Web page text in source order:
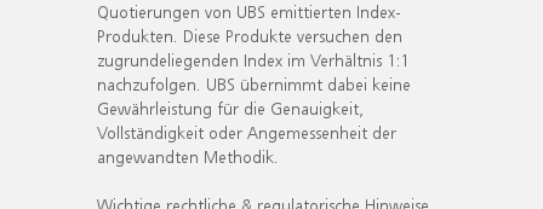
Quotierungen von UBS emittierten Index-
Produkten. Diese Produkte versuchen den
zugrundeliegenden Index im Verhältnis 1:1
nachzufolgen. UBS übernimmt dabei keine
Gewährleistung für die Genauigkeit,
Vollständigkeit oder Angemessenheit der
angewandten Methodik.